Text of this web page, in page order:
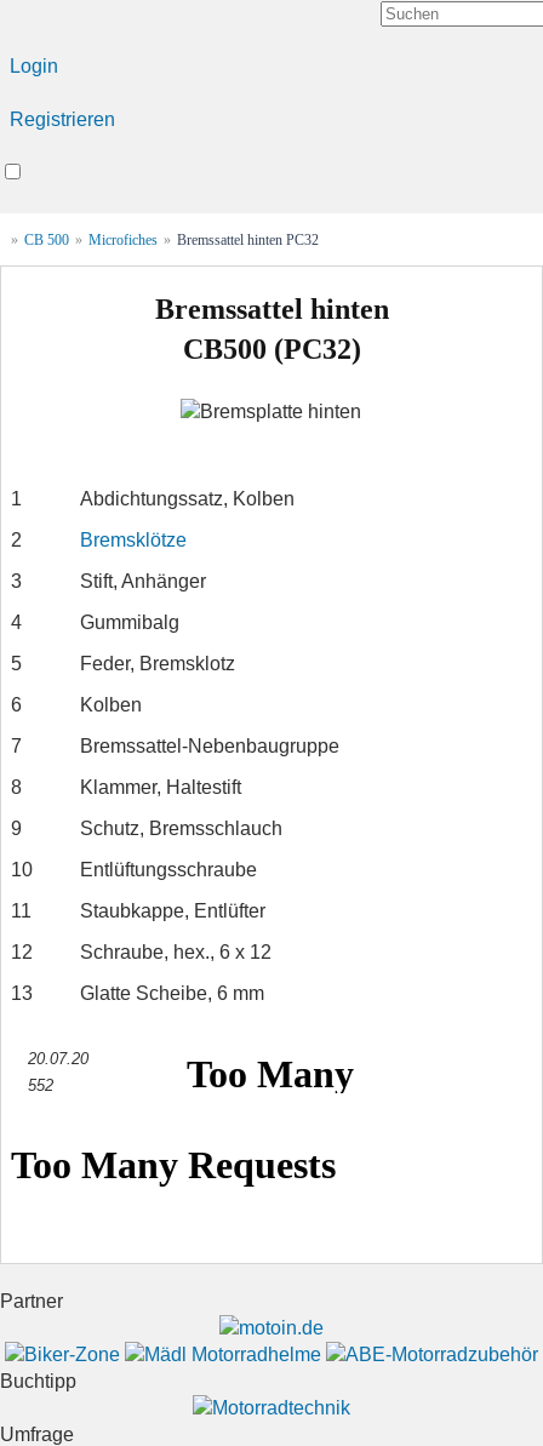
Login
Registrieren
» CB 500 » Microfiches » Bremssattel hinten PC32
Bremssattel hinten
CB500 (PC32)
1
Abdichtungssatz, Kolben
2
Bremsklötze
3
Stift, Anhänger
4
Gummibalg
5
Feder, Bremsklotz
6
Kolben
7
Bremssattel-Nebenbaugruppe
8
Klammer, Haltestift
9
Schutz, Bremsschlauch
10
Entlüftungsschraube
11
Staubkappe, Entlüfter
12
Schraube, hex., 6 x 12
13
Glatte Scheibe, 6 mm
20.07.20
552
Partner
Buchtipp
Umfrage